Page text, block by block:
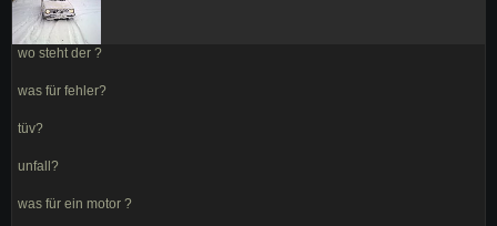
wo steht der ?
was für fehler?
tüv?
unfall?
was für ein motor ?